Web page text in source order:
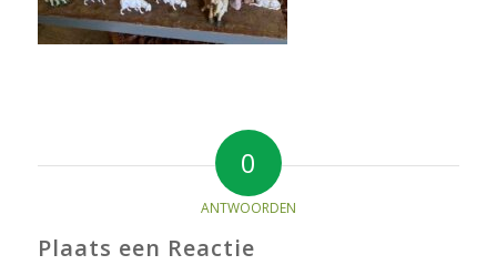
0
ANTWOORDEN
Plaats een Reactie